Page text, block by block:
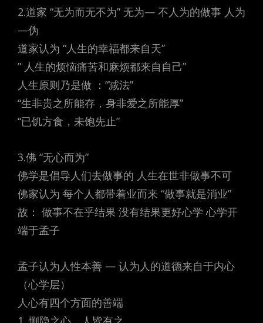
2.道家 “无为而无不为” 无为— 不人为的做事 人为
—伪
道家认为 “人生的幸福都来自天”
” 人生的烦恼痛苦和麻烦都来自自己”
人生原则乃是做 ：“减法”
“生非贵之所能存，身非爱之所能厚”
“已饥方食，未饱先止”
3.佛 “无心而为”
佛学是倡导人们去做事的 人生在世非做事不可
佛家认为 每个人都带着业而来 “做事就是消业”
故： 做事不在乎结果 没有结果更好心学 心学开
端于孟子
孟子认为人性本善 — 认为人的道德来自于内心
（心学层）
人心有四个方面的善端